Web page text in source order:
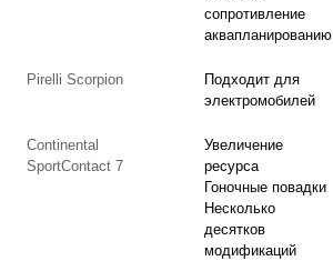
Pirelli Scorpion
Continental
SportContact 7
сопротивление
аквапланированию
Подходит для
электромобилей
Увеличение
ресурса
Гоночные повадки
Несколько
десятков
модификаций